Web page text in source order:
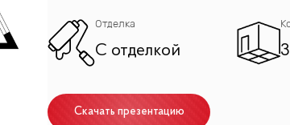
Москву-реку, Новую Третьяковку,
Отделка
С отделкой
Скачать презентацию